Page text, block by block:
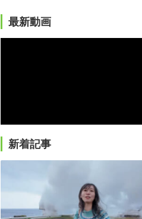
最新動画
新着記事